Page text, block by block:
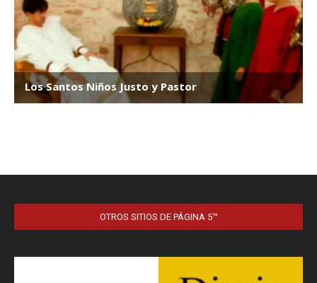
OTROS SITIOS DE PÁGINA 5™